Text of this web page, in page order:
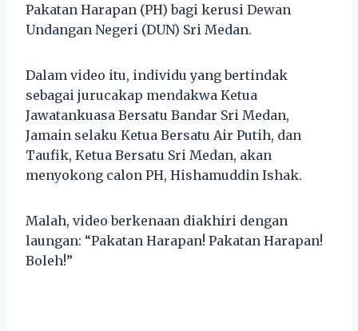
Pakatan Harapan (PH) bagi kerusi Dewan
Undangan Negeri (DUN) Sri Medan.
Dalam video itu, individu yang bertindak
sebagai jurucakap mendakwa Ketua
Jawatankuasa Bersatu Bandar Sri Medan,
Jamain selaku Ketua Bersatu Air Putih, dan
Taufik, Ketua Bersatu Sri Medan, akan
menyokong calon PH, Hishamuddin Ishak.
Malah, video berkenaan diakhiri dengan
laungan: “Pakatan Harapan! Pakatan Harapan!
Boleh!”